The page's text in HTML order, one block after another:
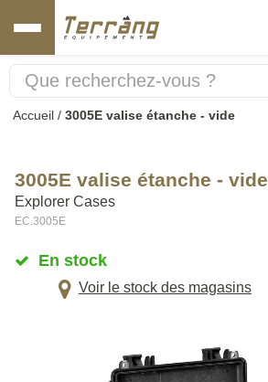
Accueil / 3005E valise étanche - vide
3005E valise étanche - vide
Explorer Cases
EC.3005E
En stock
Voir le stock des magasins